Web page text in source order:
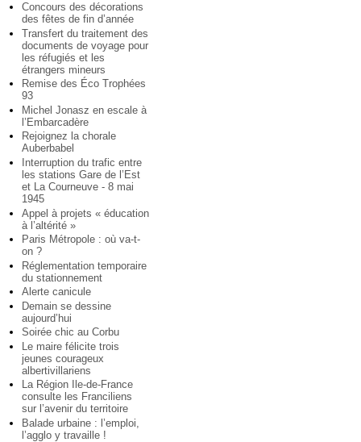
Concours des décorations
des fêtes de fin d’année
Transfert du traitement des
documents de voyage pour
les réfugiés et les
étrangers mineurs
Remise des Éco Trophées
93
Michel Jonasz en escale à
l’Embarcadère
Rejoignez la chorale
Auberbabel
Interruption du trafic entre
les stations Gare de l’Est
et La Courneuve - 8 mai
1945
Appel à projets « éducation
à l’altérité »
Paris Métropole : où va-t-
on ?
Réglementation temporaire
du stationnement
Alerte canicule
Demain se dessine
aujourd’hui
Soirée chic au Corbu
Le maire félicite trois
jeunes courageux
albertivillariens
La Région Ile-de-France
consulte les Franciliens
sur l’avenir du territoire
Balade urbaine : l’emploi,
l’agglo y travaille !